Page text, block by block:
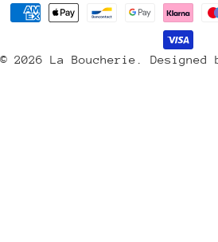
/
© 2026 La Boucherie Designed
Méthodes
payement